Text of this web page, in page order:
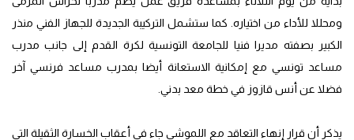
ومحللا للأداء من اختياره. كما ستشمل التركيبة الجديدة للجهاز الفني منذر
الكبير بصفته مديرا فنيا للجامعة التونسية لكرة القدم إلى جانب مدرب
مساعد تونسي مع إمكانية الاستعانة أيضا بمدرب مساعد فرنسي آخر
فضلا عن أنس قازوز في خطة معد بدني.
يذكر أن قرار إنهاء التعاقد مع اللموشي جاء في أعقاب الخسارة الثقيلة التي